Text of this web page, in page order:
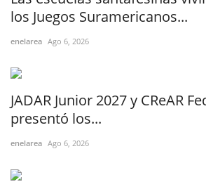
los Juegos Suramericanos...
enelarea Ago 6, 2026
JADAR Junior 2027 y CReAR
presentó los...
enelarea Ago 6, 2026